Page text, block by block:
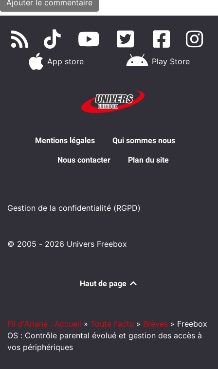
App store Play Store
Mentions légales Qui sommes nous
Nous contacter Plan du site
Gestion de la confidentialité (RGPD)
© 2005 - 2026 Univers Freebox
Haut de page
Fil d'Ariane : Accueil » Toute l'actu » Brèves » Freebox
OS : Contrôle parental évolué et gestion des accès à
vos périphériques